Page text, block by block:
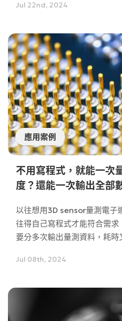
encoder，所以相機會使用正
忽略了光學解析度的影響。
Jul 22nd, 2024
應用案例
不用寫程式，就能一次
度？還能一次輸出全部
以往想用3D sensor量測電子
往得自己寫程式才能符合需
要分多次輸出量測資料，耗
易用性；LMI搭配的新版軟體
口氣就將所有的量測值輸出
Gocator量測電子連結器的
Jul 08th, 2024